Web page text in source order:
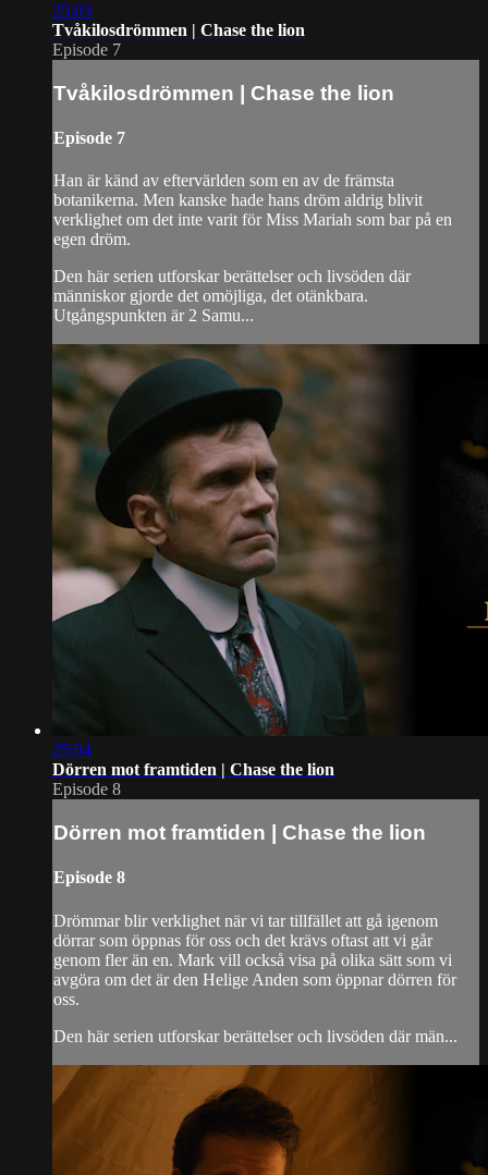
25:03
Tvåkilosdrömmen | Chase the lion
Episode 7
Tvåkilosdrömmen | Chase the lion
Episode 7
Han är känd av eftervärlden som en av de främsta
botanikerna. Men kanske hade hans dröm aldrig blivit
verklighet om det inte varit för Miss Mariah som bar på en
egen dröm.
Den här serien utforskar berättelser och livsöden där
människor gjorde det omöjliga, det otänkbara.
Utgångspunkten är 2 Samu...
25:04
Dörren mot framtiden | Chase the lion
Episode 8
Dörren mot framtiden | Chase the lion
Episode 8
Drömmar blir verklighet när vi tar tillfället att gå igenom
dörrar som öppnas för oss och det krävs oftast att vi går
genom fler än en. Mark vill också visa på olika sätt som vi
avgöra om det är den Helige Anden som öppnar dörren för
oss.
Den här serien utforskar berättelser och livsöden där män...